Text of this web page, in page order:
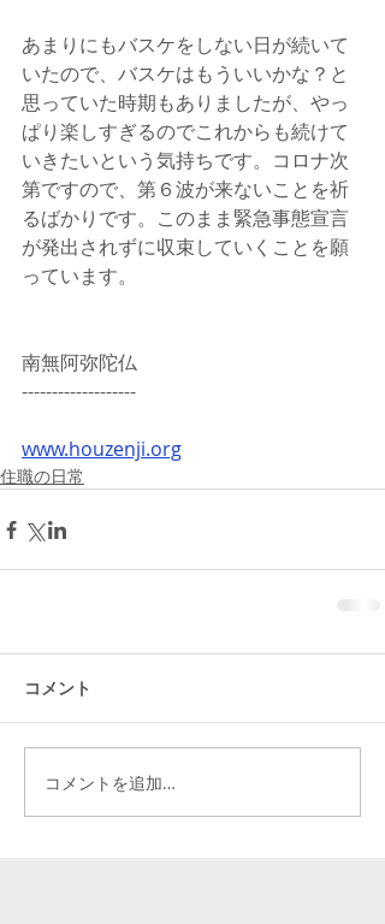
あまりにもバスケをしない日が続いて
いたので、バスケはもういいかな？と
思っていた時期もありましたが、やっ
ぱり楽しすぎるのでこれからも続けて
いきたいという気持ちです。コロナ次
第ですので、第６波が来ないことを祈
るばかりです。このまま緊急事態宣言
が発出されずに収束していくことを願
っています。
南無阿弥陀仏
-------------------
www.houzenji.org
住職の日常
コメント
コメントを追加…